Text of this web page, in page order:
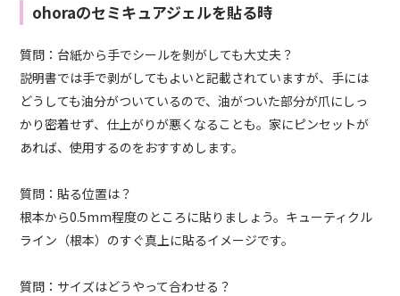
ohoraのセミキュアジェルを貼る時
質問：台紙から手でシールを剝がしても大丈夫？
説明書では手で剥がしてもよいと記載されていますが、手には
どうしても油分がついているので、油がついた部分が爪にしっ
かり密着せず、仕上がりが悪くなることも。家にピンセットが
あれば、使用するのをおすすめします。
質問：貼る位置は？
根本から0.5mm程度のところに貼りましょう。キューティクル
ライン（根本）のすぐ真上に貼るイメージです。
質問：サイズはどうやって合わせる？